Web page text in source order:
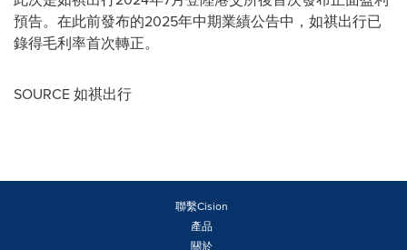
預告。 在此前發布的2025年中期業績公告中，如祺出行已
錄得毛利率首次轉正。
SOURCE 如祺出行
聯繫Cision
產品
關於